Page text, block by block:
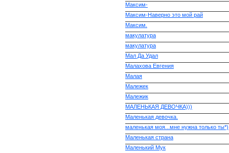
Максим-
Максим-Наверно это мой рай
Максим.
макулатура
макулатура
Мал Да Удал
Малахова Евгения
Малая
Малежек
Малежик
МАЛЕНЬКАЯ ДЕВОЧКА)))
Маленькая девочка.
маленькая моя...мне нужна только ты*)
Маленькая страна
Маленький Мук